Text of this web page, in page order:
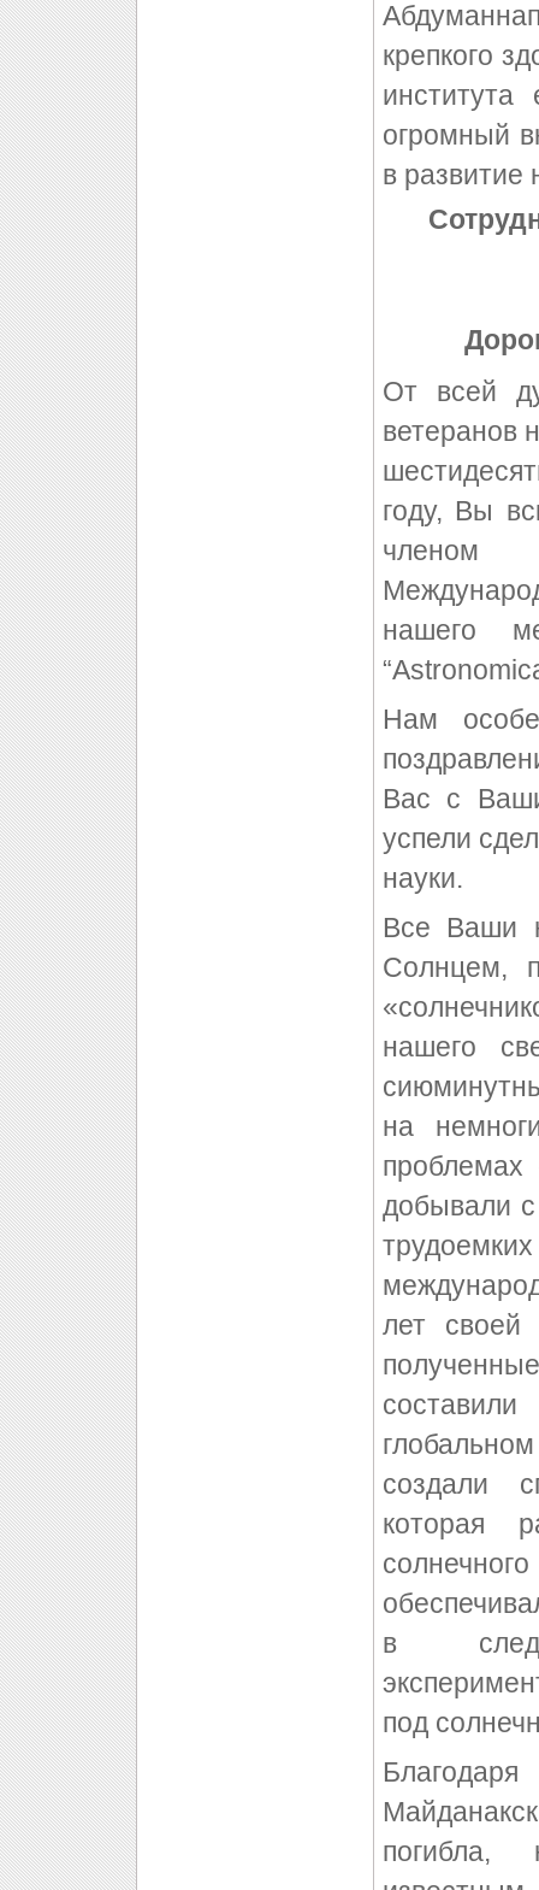
крепкого
огромный
в развитие
От всей
ветеранов
году, Вы
членом
нашего
Нам
Вас с
успели
науки.
Все Ваши
Солнцем,
нашего
на
добывали
лет своей
создали
которая
в
под
погибла,